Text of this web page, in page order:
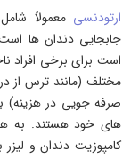
ارتودنسی معمولاً
جابجایی دندان ها
است برای برخی افراد
مختلف (مانند ترس از
صرفه جویی در هزینه)
های خود هستند. به
کامپوزیت دندان و